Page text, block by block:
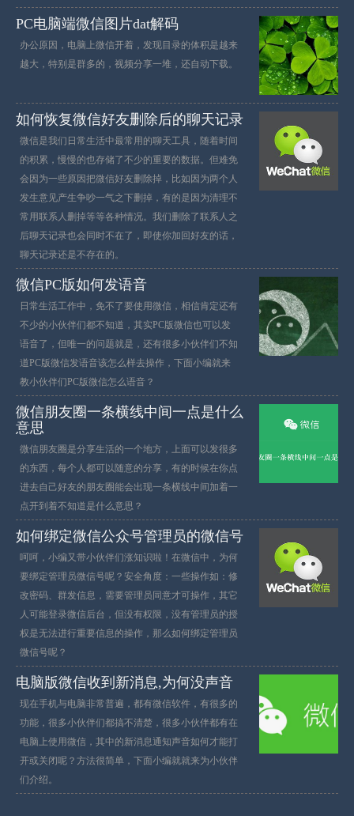
PC电脑端微信图片dat解码
办公原因，电脑上微信开着，发现目录的体积是越来
越大，特别是群多的，视频分享一堆，还自动下载。
如何恢复微信好友删除后的聊天记录
微信是我们日常生活中最常用的聊天工具，随着时间
的积累，慢慢的也存储了不少的重要的数据。但难免
会因为一些原因把微信好友删除掉，比如因为两个人
发生意见产生争吵一气之下删掉，有的是因为清理不
常用联系人删掉等等各种情况。我们删除了联系人之
后聊天记录也会同时不在了，即使你加回好友的话，
聊天记录还是不存在的。
微信PC版如何发语音
日常生活工作中，免不了要使用微信，相信肯定还有
不少的小伙伴们都不知道，其实PC版微信也可以发
语音了，但唯一的问题就是，还有很多小伙伴们不知
道PC版微信发语音该怎么样去操作，下面小编就来
教小伙伴们PC版微信怎么语音？
微信朋友圈一条横线中间一点是什么
意思
微信朋友圈是分享生活的一个地方，上面可以发很多
的东西，每个人都可以随意的分享，有的时候在你点
进去自己好友的朋友圈能会出现一条横线中间加着一
点开到着不知道是什么意思？
如何绑定微信公众号管理员的微信号
呵呵，小编又带小伙伴们涨知识啦！在微信中，为何
要绑定管理员微信号呢？安全角度：一些操作如：修
改密码、群发信息，需要管理员同意才可操作，其它
人可能登录微信后台，但没有权限，没有管理员的授
权是无法进行重要信息的操作，那么如何绑定管理员
微信号呢？
电脑版微信收到新消息,为何没声音
现在手机与电脑非常普遍，都有微信软件，有很多的
功能，很多小伙伴们都搞不清楚，很多小伙伴都有在
电脑上使用微信，其中的新消息通知声音如何才能打
开或关闭呢？方法很简单，下面小编就就来为小伙伴
们介绍。